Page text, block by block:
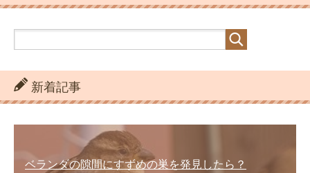
新着記事
ベランダの隙間にすずめの巣を発見したら？